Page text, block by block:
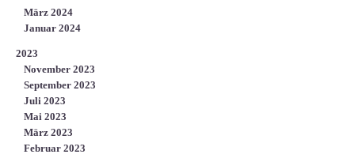
März 2024
Januar 2024
2023
November 2023
September 2023
Juli 2023
Mai 2023
März 2023
Februar 2023